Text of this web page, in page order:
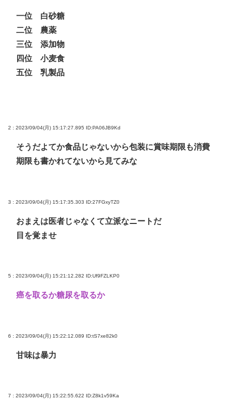
一位 白砂糖
二位 農薬
三位 添加物
四位 小麦食
五位 乳製品
2 : 2023/09/04(月) 15:17:27.895 ID:PA06JB9Kd
そうだよてか食品じゃないから包装に賞味期限も消費
期限も書かれてないから見てみな
3 : 2023/09/04(月) 15:17:35.303 ID:27FGxyTZ0
おまえは医者じゃなくて立派なニートだ
目を覚ませ
5 : 2023/09/04(月) 15:21:12.282 ID:Uf9FZLKP0
癌を取るか糖尿を取るか
6 : 2023/09/04(月) 15:22:12.089 ID:tS7xe82k0
甘味は暴力
7 : 2023/09/04(月) 15:22:55.622 ID:Z8k1v59Ka